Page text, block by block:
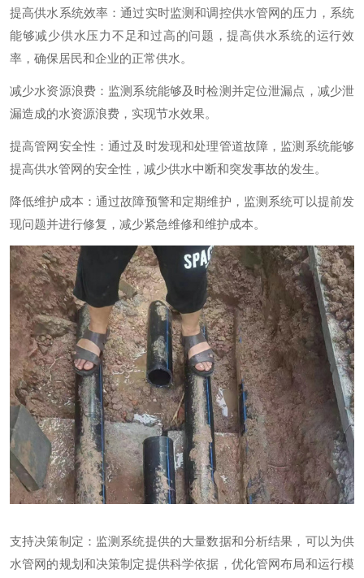
提高供水系统效率：通过实时监测和调控供水管网的压力，系统
能够减少供水压力不足和过高的问题，提高供水系统的运行效
率，确保居民和企业的正常供水。
减少水资源浪费：监测系统能够及时检测并定位泄漏点，减少泄
漏造成的水资源浪费，实现节水效果。
提高管网安全性：通过及时发现和处理管道故障，监测系统能够
提高供水管网的安全性，减少供水中断和突发事故的发生。
降低维护成本：通过故障预警和定期维护，监测系统可以提前发
现问题并进行修复，减少紧急维修和维护成本。
支持决策制定：监测系统提供的大量数据和分析结果，可以为供
水管网的规划和决策制定提供科学依据，优化管网布局和运行模